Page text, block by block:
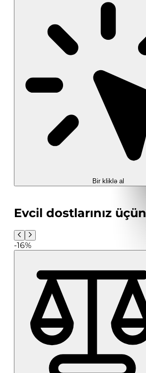
Bir kliklə al
Evcil dostlarınız üçün
-16%